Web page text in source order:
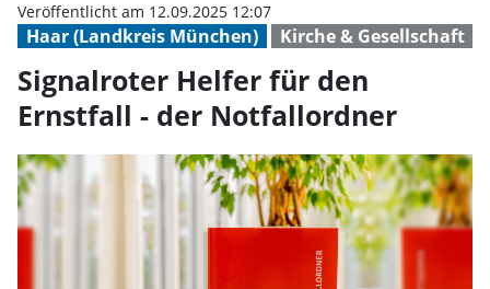
Haar (Landkreis München) Kirche & Gesellschaft
Veröffentlicht am 12.09.2025 12:07
Signalroter Helfer für den
Ernstfall - der Notfallordner